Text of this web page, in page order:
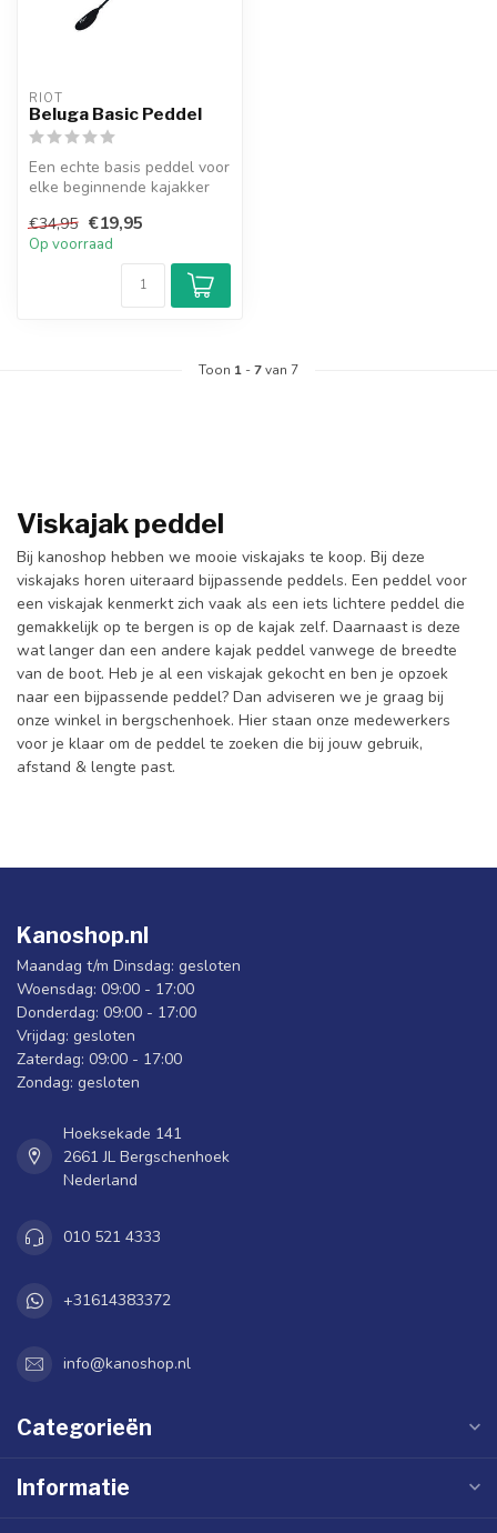
RIOT
Beluga Basic Peddel
Een echte basis peddel voor
elke beginnende kajakker
€34,95 €19,95
Op voorraad
Toon 1 -7van 7
Viskajak peddel
Bij kanoshop hebben we mooie viskajaks te koop. Bij deze
viskajaks horen uiteraard bijpassende peddels. Een peddel voor
een viskajak kenmerkt zich vaak als een iets lichtere peddel die
gemakkelijk op te bergen is op de kajak zelf. Daarnaast is deze
wat langer dan een andere kajak peddel vanwege de breedte
van de boot. Heb je al een viskajak gekocht en ben je opzoek
naar een bijpassende peddel? Dan adviseren we je graag bij
onze winkel in bergschenhoek. Hier staan onze medewerkers
voor je klaar om de peddel te zoeken die bij jouw gebruik,
afstand & lengte past.
Kanoshop.nl
Maandag t/m Dinsdag: gesloten
Woensdag: 09:00 - 17:00
Donderdag: 09:00 - 17:00
Vrijdag: gesloten
Zaterdag: 09:00 - 17:00
Zondag: gesloten
Hoeksekade 141
2661 JL Bergschenhoek
Nederland
010 521 4333
+31614383372
info@kanoshop.nl
Categorieën
Informatie